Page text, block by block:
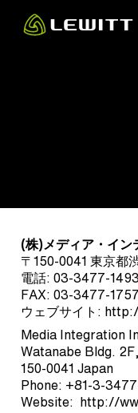
(株)メディア・イン
〒150-0041 東京都
電話: 03-3477-
FAX: 03-3477-1757
ウェブサイト:
Media Integration
Watanabe Bldg.
150-0041 Japan
Phone: +81-3-
Website: http://